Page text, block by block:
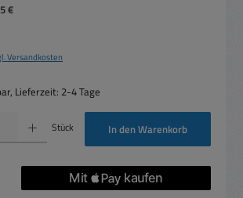
€
Versandkosten
Lieferzeit: 2-4 Tage
den gewünschten Wert ein oder benutze die Schaltflächen um
Stück In den Warenkorb